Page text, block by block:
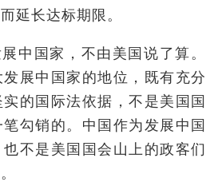
延长达标期限。
中国家，不由美国说了算。
展中国家的地位，既有充分
的国际法依据，不是美国国
勾销的。中国作为发展中国
不是美国国会山上的政客们